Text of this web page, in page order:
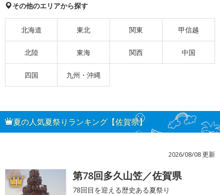
その他のエリアから探す
北海道 東北 関東 甲信越
北陸 東海 関西 中国
四国 九州・沖縄
夏の人気夏祭りランキング【佐賀県】
2026/08/08 更新
1 第78回多久山笠／佐賀県
78回目を迎える歴史ある夏祭り